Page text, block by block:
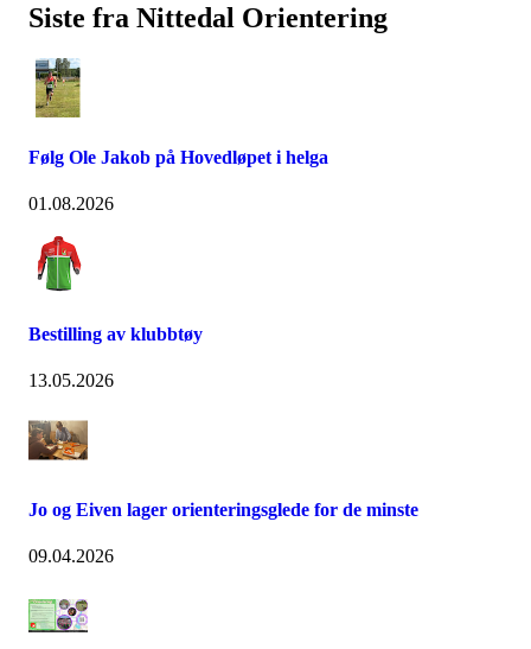
Siste fra Nittedal Orientering
Følg Ole Jakob på Hovedløpet i helga
01.08.2026
Bestilling av klubbtøy
13.05.2026
Jo og Eiven lager orienteringsglede for de minste
09.04.2026